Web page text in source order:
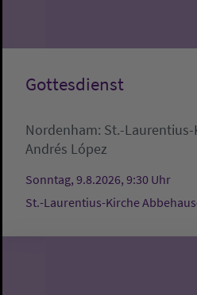
Gottesdienst
Nordenham: St.-
Andrés López
Sonntag, 9.8.2026, 9:30 Uhr
St.-Laurentius-Kirche